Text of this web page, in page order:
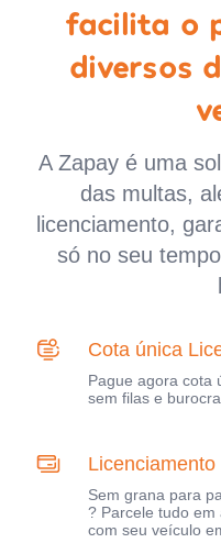
facilita o
diversos
A Zapay é uma
das multas,
licenciamento,
só no seu
Cota única
Pague agora cota
sem filas e
Sem grana para
? Parcele tudo
com seu veículo